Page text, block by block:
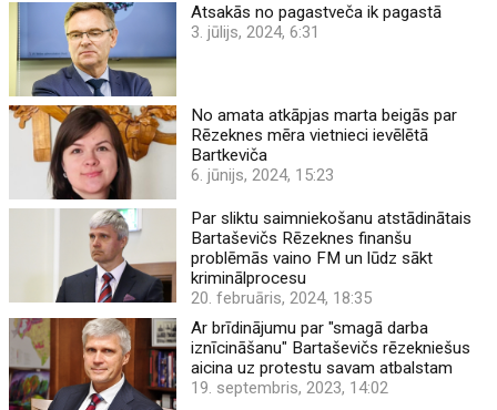
Atsakās no pagastveča ik pagastā
3. jūlijs, 2024, 6:31
No amata atkāpjas marta beigās par
Rēzeknes mēra vietnieci ievēlētā
Bartkeviča
6. jūnijs, 2024, 15:23
Par sliktu saimniekošanu atstādinātais
Bartaševičs Rēzeknes finanšu
problēmās vaino FM un lūdz sākt
kriminālprocesu
20. februāris, 2024, 18:35
Ar brīdinājumu par "smagā darba
iznīcināšanu" Bartaševičs rēzekniešus
aicina uz protestu savam atbalstam
19. septembris, 2023, 14:02